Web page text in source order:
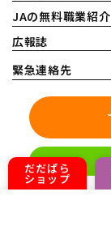
だだぱら
ショップ
JAの無料職業紹介
広報誌
緊急連絡先